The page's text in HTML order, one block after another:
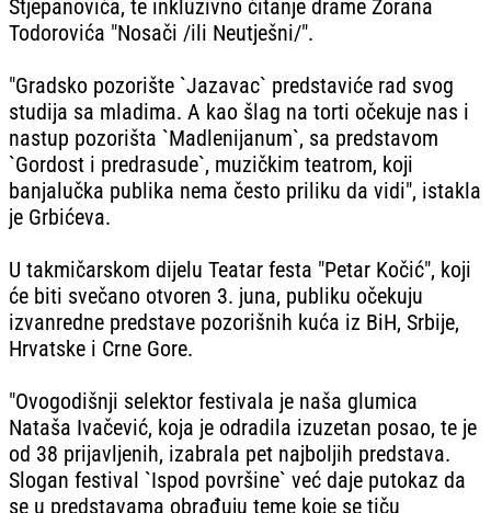
Stjepanovića, te inkluzivno čitanje drame Zorana
Todorovića "Nosači /ili Neutješni/".
"Gradsko pozorište `Jazavac` predstaviće rad svog
studija sa mladima. A kao šlag na torti očekuje nas i
nastup pozorišta `Madlenijanum`, sa predstavom
`Gordost i predrasude`, muzičkim teatrom, koji
banjalučka publika nema često priliku da vidi", istakla
je Grbićeva.
U takmičarskom dijelu Teatar festa "Petar Kočić", koji
će biti svečano otvoren 3. juna, publiku očekuju
izvanredne predstave pozorišnih kuća iz BiH, Srbije,
Hrvatske i Crne Gore.
"Ovogodišnji selektor festivala je naša glumica
Nataša Ivačević, koja je odradila izuzetan posao, te je
od 38 prijavljenih, izabrala pet najboljih predstava.
Slogan festival `Ispod površine` već daje putokaz da
se u predstavama obrađuju teme koje se tiču